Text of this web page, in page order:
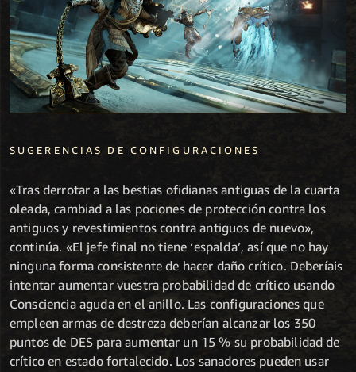
SUGERENCIAS DE CONFIGURACIONES
«Tras derrotar a las bestias ofidianas antiguas de la cuarta
oleada, cambiad a las pociones de protección contra los
antiguos y revestimientos contra antiguos de nuevo»,
continúa. «El jefe final no tiene ‘espalda’, así que no hay
ninguna forma consistente de hacer daño crítico. Deberíais
intentar aumentar vuestra probabilidad de crítico usando
Consciencia aguda en el anillo. Las configuraciones que
empleen armas de destreza deberían alcanzar los 350
puntos de DES para aumentar un 15 % su probabilidad de
crítico en estado fortalecido. Los sanadores pueden usar